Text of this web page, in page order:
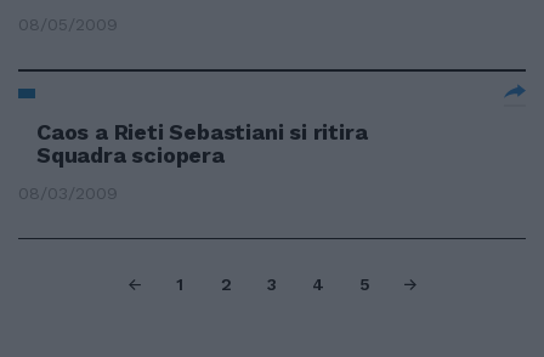
08/05/2009
Caos a Rieti Sebastiani si ritira
Squadra sciopera
08/03/2009
1 2 3 4 5